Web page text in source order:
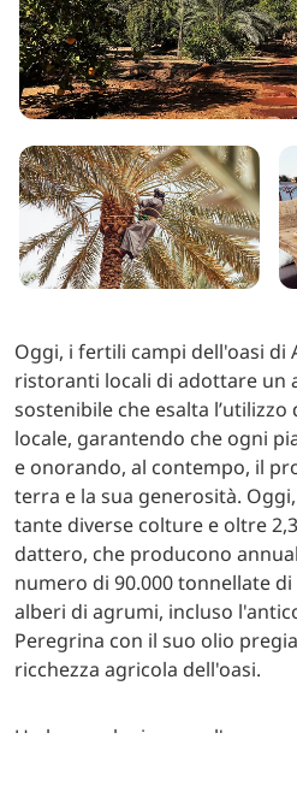
Oggi, i fertili campi dell'oasi di
ristoranti locali di adottare un
sostenibile che esalta
locale, garantendo che ogni
e onorando, al contempo, il
terra e la sua generosità.
tante diverse colture e oltre
dattero, che producono
numero di 90.000 tonnellate
alberi di agrumi, incluso
Peregrina con il suo olio
ricchezza agricola dell'oasi.
Un luogo che incarna